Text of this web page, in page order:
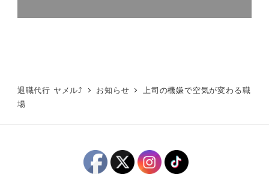
退職代行 ヤメル⤴ お知らせ
上司の機嫌で空気が変わる職
場